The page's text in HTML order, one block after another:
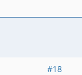
#18